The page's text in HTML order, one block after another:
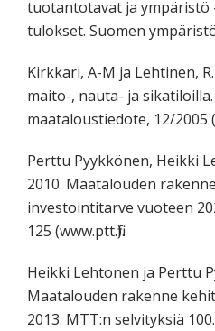
tuotantotavat ja ympäristö
tulokset. Suomen
Kirkkari, A-M ja Lehtinen,
maito-, nauta- ja
maataloustiedote, 12/2005
Perttu Pyykkönen, Heikki
2010. Maatalouden
investointitarve vuoteen
125 (www.ptt.fi).
Heikki Lehtonen ja Perttu
Maatalouden rakenne
2013. MTT:n selvityksiä